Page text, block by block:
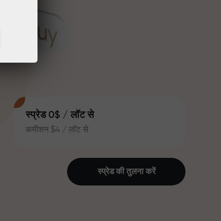
स्प्रेड 0$ / लॉट से
कमीशन $4 / लॉट से
स्प्रेड की तुलना करें